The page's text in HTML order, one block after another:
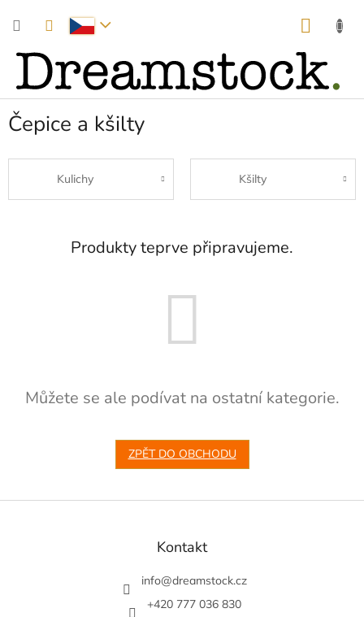
Čepice a kšilty
Kulichy Kšilty
Produkty teprve připravujeme.
Můžete se ale podívat na ostatní kategorie.
ZPĚT DO OBCHODU
Z
Kontakt
info@dreamstock.cz
+420 777 036 830